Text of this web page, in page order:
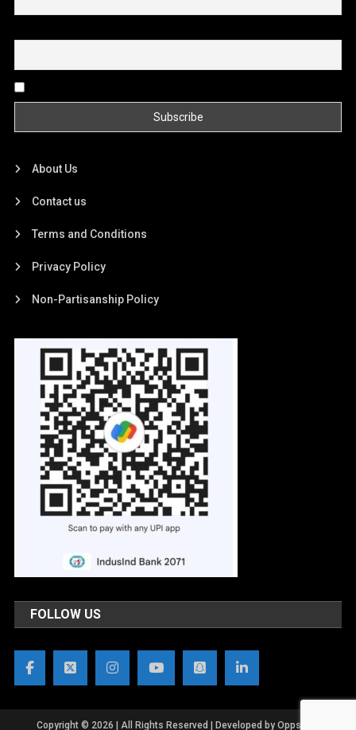
About Us
Contact us
Terms and Conditions
Privacy Policy
Non-Partisanship Policy
FOLLOW US
Copyright © 2026 | All Rights Reserved | Developed by OppsWeb